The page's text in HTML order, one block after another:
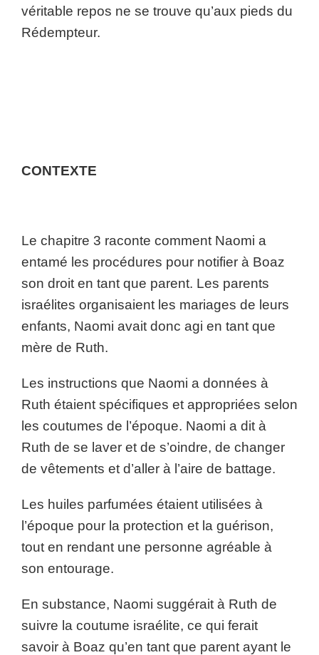
véritable repos ne se trouve qu’aux pieds du
Rédempteur.
CONTEXTE
Le chapitre 3 raconte comment Naomi a
entamé les procédures pour notifier à Boaz
son droit en tant que parent. Les parents
israélites organisaient les mariages de leurs
enfants, Naomi avait donc agi en tant que
mère de Ruth.
Les instructions que Naomi a données à
Ruth étaient spécifiques et appropriées selon
les coutumes de l’époque. Naomi a dit à
Ruth de se laver et de s’oindre, de changer
de vêtements et d’aller à l’aire de battage.
Les huiles parfumées étaient utilisées à
l’époque pour la protection et la guérison,
tout en rendant une personne agréable à
son entourage.
En substance, Naomi suggérait à Ruth de
suivre la coutume israélite, ce qui ferait
savoir à Boaz qu’en tant que parent ayant le